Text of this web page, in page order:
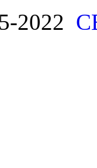
2022